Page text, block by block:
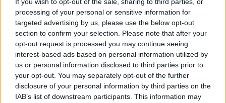
processing of your personal or sensitive information for
targeted advertising by us, please use the below opt-out
section to confirm your selection. Please note that after your
opt-out request is processed you may continue seeing
interest-based ads based on personal information utilized by
us or personal information disclosed to third parties prior to
your opt-out. You may separately opt-out of the further
disclosure of your personal information by third parties on the
IAB’s list of downstream participants. This information may
Aggius conquista la classifica delle mete più
amate dell’estate 2026